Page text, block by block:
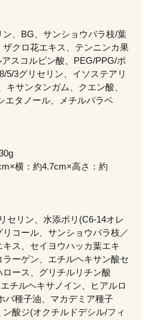
、BG、サンショウバラ枝/葉
クロ花エキス、テンニンカ果
スコルビン酸、PEG/PPG/ポ
5/3グリセリン、イソステアリ
キサンタンガム、クエン酸、
エタノール、メチルパラベ
横：約4.7cm×高さ：約
セリン、水添ポリ(C6-14オレ
コール、サンショウバラ枝／
ス、セイヨウハッカ葉エキ
ーゲン、エチルヘキサン酸セ
ース、グリチルリチン酸
チルヘキサノイン、ヒアルロ
バ種子油、マカデミア種子
酸ジ(オクチルドデシル/フィ